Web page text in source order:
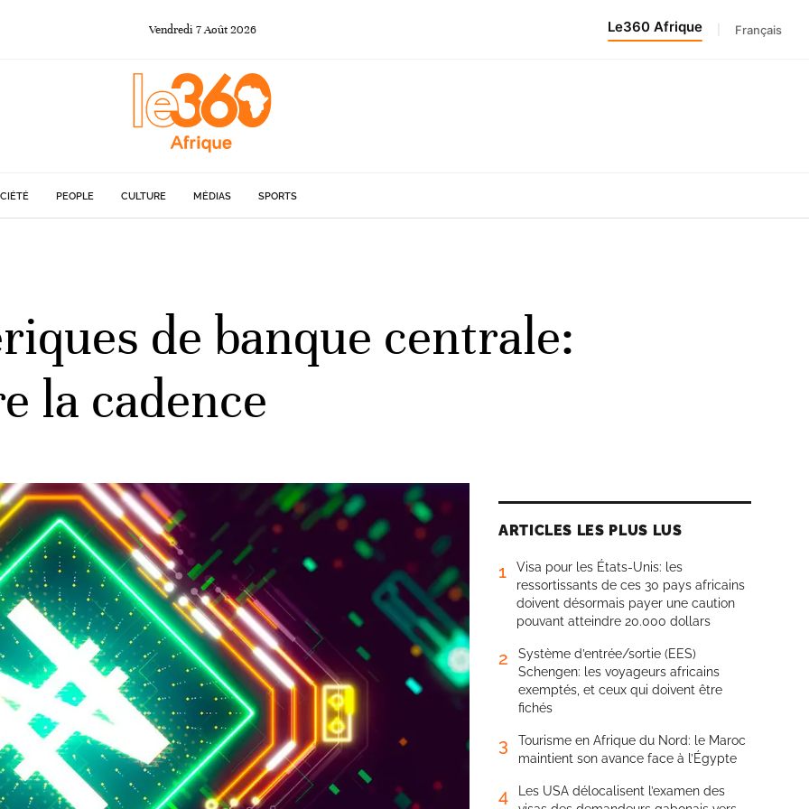
Vendredi 7Août 2026 Le360 Afrique Français
PEOPLE CULTURE MÉDIAS SPORTS
de banque centrale:
la cadence
ARTICLES LES PLUS LUS
1
Visa pour les États-Unis: les
ressortissants de ces 30 pays africains
doivent désormais payer une caution
pouvant atteindre 20.000 dollars
2
Système d’entrée/sortie (EES)
Schengen: les voyageurs africains
exemptés, et ceux qui doivent être
fichés
3
Tourisme en Afrique du Nord: le Maroc
maintient son avance face à l’Égypte
4
Les USA délocalisent l’examen des